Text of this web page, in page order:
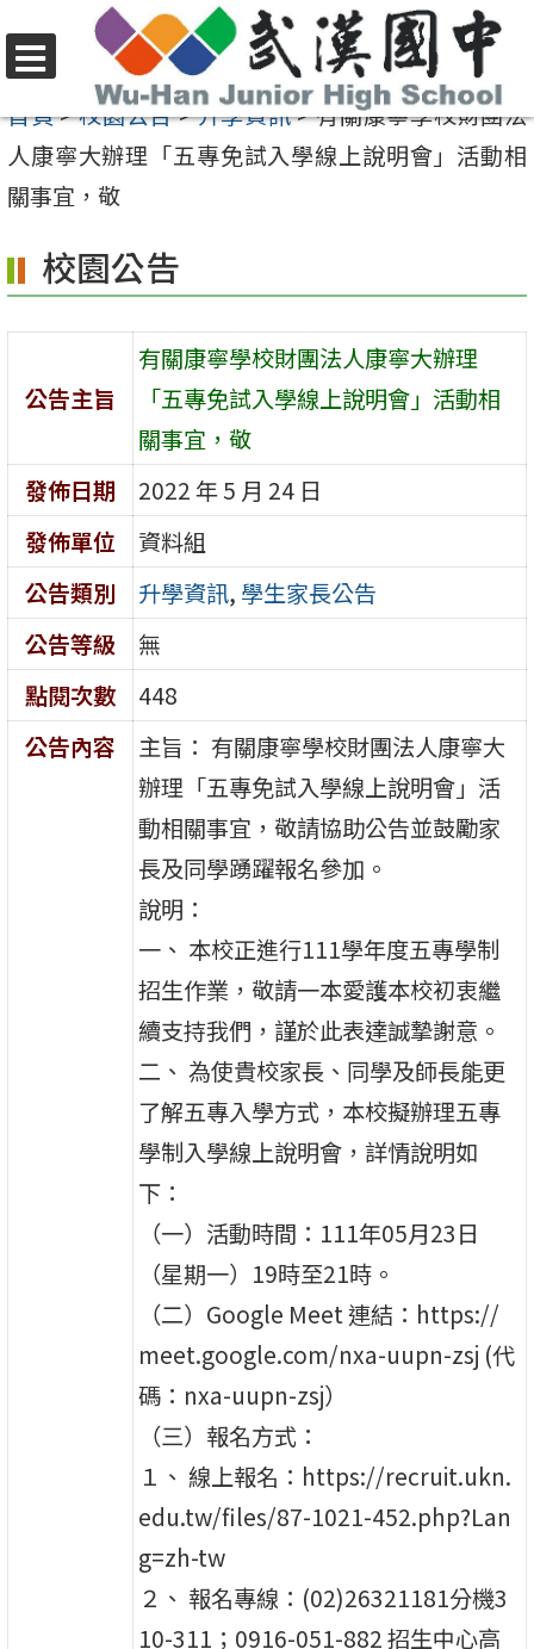
至
要
內
區
選
單
首頁>校園公告>升學資訊>有關康寧學校財團法
人康寧大辦理「五專免試入學線上說明會」活動相
關事宜，敬
校園公告
公告主旨
有關康寧學校財團法人康寧大辦理
「五專免試入學線上說明會」活動相
關事宜，敬
發佈日期
2022 年 5 月 24 日
發佈單位
資料組
公告類別
升學資訊, 學生家長公告
公告等級
無
點閱次數
448
公告內容
主旨： 有關康寧學校財團法人康寧大
辦理「五專免試入學線上說明會」活
動相關事宜，敬請協助公告並鼓勵家
長及同學踴躍報名參加。
說明：
一、 本校正進行111學年度五專學制
招生作業，敬請一本愛護本校初衷繼
續支持我們，謹於此表達誠摯謝意。
二、 為使貴校家長、同學及師長能更
了解五專入學方式，本校擬辦理五專
學制入學線上說明會，詳情說明如
下：
（一）活動時間：111年05月23日
（星期一）19時至21時。
（二）Google Meet 連結：https://
meet.google.com/nxa-uupn-zsj (代
碼：nxa-uupn-zsj）
（三）報名方式：
１、 線上報名：https://recruit.ukn.
edu.tw/files/87-1021-452.php?Lan
g=zh-tw
２、 報名專線：(02)26321181分機3
10-311；0916-051-882 招生中心高